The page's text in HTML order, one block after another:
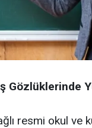
Gözlüklerinde
resmi okul